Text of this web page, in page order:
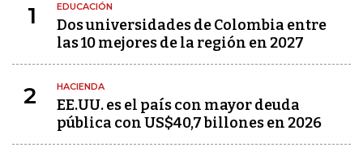
1 EDUCACIÓN
Dos universidades de Colombia entre
las 10 mejores de la región en 2027
2 HACIENDA
EE.UU. es el país con mayor deuda
pública con US$40,7 billones en 2026